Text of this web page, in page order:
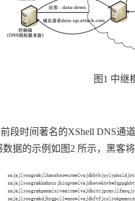
图 1 中继
段时间著名的XShell DNS通
据的示例如图 2 所示，黑客